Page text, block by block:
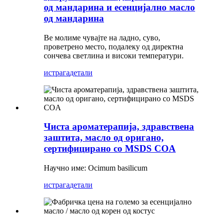
од мандарина и есенцијално масло
од мандарина
Ве молиме чувајте на ладно, суво,
проветрено место, подалеку од директна
сончева светлина и високи температури.
истрагадетали
Чиста ароматерапија, здравствена
заштита, масло од оригано,
сертифицирано со MSDS COA
Научно име: Ocimum basilicum
истрагадетали